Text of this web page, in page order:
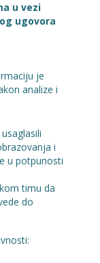
u vezi
ugovora
je
analize i
i
u potpunosti
timu da
do